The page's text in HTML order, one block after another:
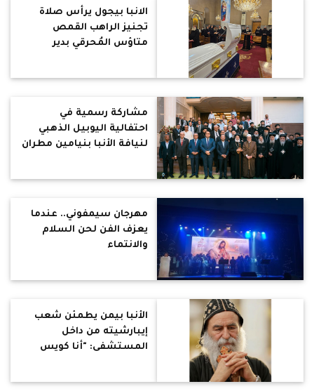
الانبا بيجول يرأس صلاة
تجنيز الراهب القمص
متاؤس المُحرقي بدير
مشاركة رسمية في
احتفالية اليوبيل الذهبي
لنيافة الأنبا بنيامين مطران
مهرجان سيمفوني.. عندما
يعزف الفن لحن السلام
والانتماء
الأنبا بيمن يطمئن شعب
إيبارشيته من داخل
المستشفى: "أنا كويس